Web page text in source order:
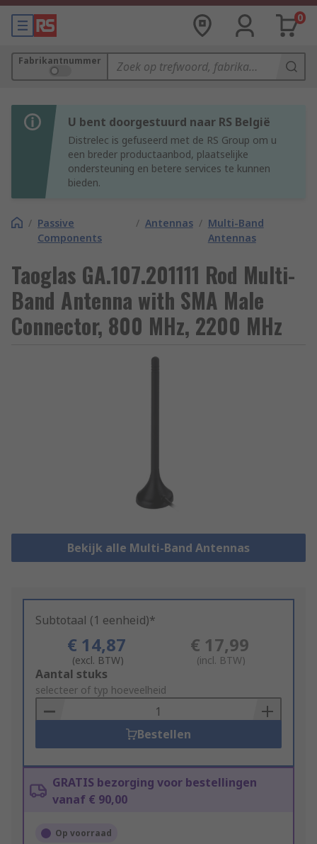
0
Fabrikantnummer
U bent doorgestuurd naar RS België
Distrelec is gefuseerd met de RS Group om u
een breder productaanbod, plaatselijke
ondersteuning en betere services te kunnen
bieden.
/ Passive
Components
/ Antennas / Multi-Band
Antennas
Taoglas GA.107.201111 Rod Multi-
Band Antenna with SMA Male
Connector, 800 MHz, 2200 MHz
Bekijk alle Multi-Band Antennas
Subtotaal (1 eenheid)*
€ 14,87
(excl. BTW)
€ 17,99
(incl. BTW)
Add
to
Basket
Aantal stuks
selecteer of typ hoeveelheid
Bestellen
GRATIS bezorging voor bestellingen
vanaf € 90,00
Op voorraad